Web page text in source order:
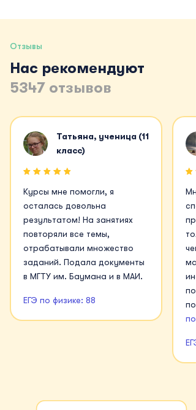
Отзывы
Нас рекомендуют
5347 отзывов
Татьяна, ученица (11
класс)
Курсы мне помогли, я
осталась довольна
результатом! На занятиях
повторяли все темы,
отрабатывали множество
заданий. Подала документы
в МГТУ им. Баумана и в МАИ.
ЕГЭ по физике: 88